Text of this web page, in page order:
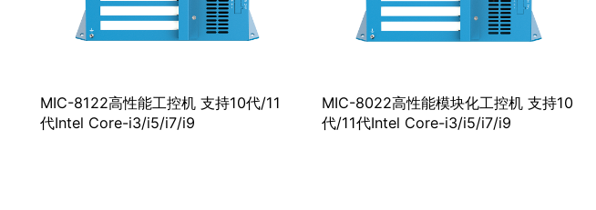
MIC-8122高性能工控机 支持10代/11
代Intel Core-i3/i5/i7/i9
MIC-8022高性能模块化工控机 支持10
代/11代Intel Core-i3/i5/i7/i9